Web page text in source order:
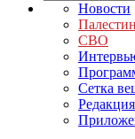
Новости
СВО
Сетка
Редакция